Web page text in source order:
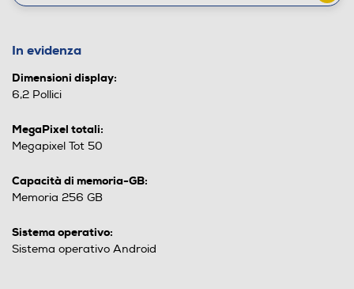
In evidenza
Dimensioni display:
6,2 Pollici
MegaPixel totali:
Megapixel Tot 50
Capacità di memoria-GB:
Memoria 256 GB
Sistema operativo:
Sistema operativo Android